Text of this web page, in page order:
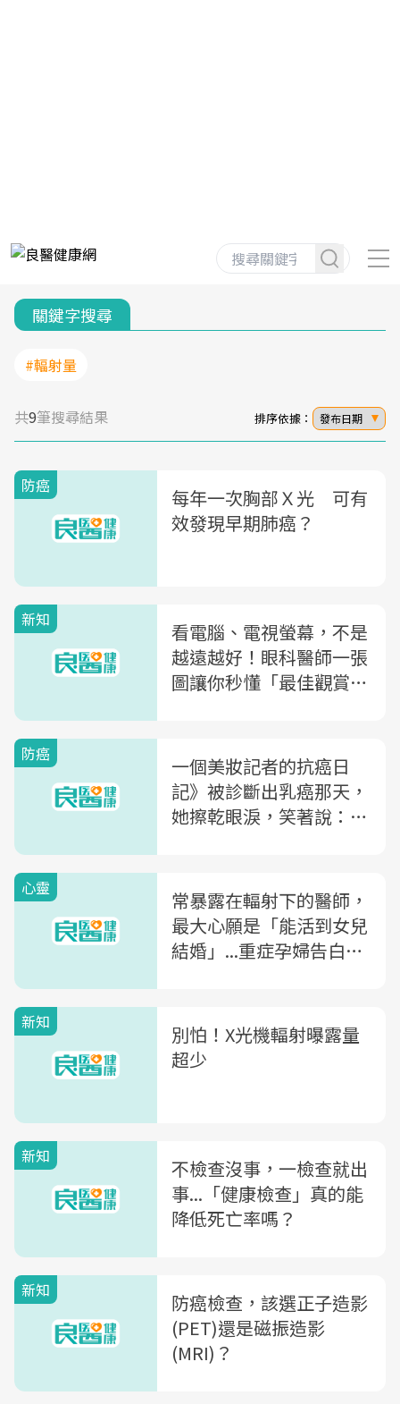
關鍵字搜尋
#輻射量
共9筆搜尋結果 排序依據： 發布日期
防癌
每年一次胸部Ｘ光 可有
效發現早期肺癌？
新知
看電腦、電視螢幕，不是
越遠越好！眼科醫師一張
圖讓你秒懂「最佳觀賞距
防癌
一個美妝記者的抗癌日
記》被診斷出乳癌那天，
她擦乾眼淚，笑著說：這
心靈
常暴露在輻射下的醫師，
最大心願是「能活到女兒
結婚」...重症孕婦告白：
新知
別怕！X光機輻射曝露量
超少
新知
不檢查沒事，一檢查就出
事...「健康檢查」真的能
降低死亡率嗎？
新知
防癌檢查，該選正子造影
(PET)還是磁振造影
(MRI)？